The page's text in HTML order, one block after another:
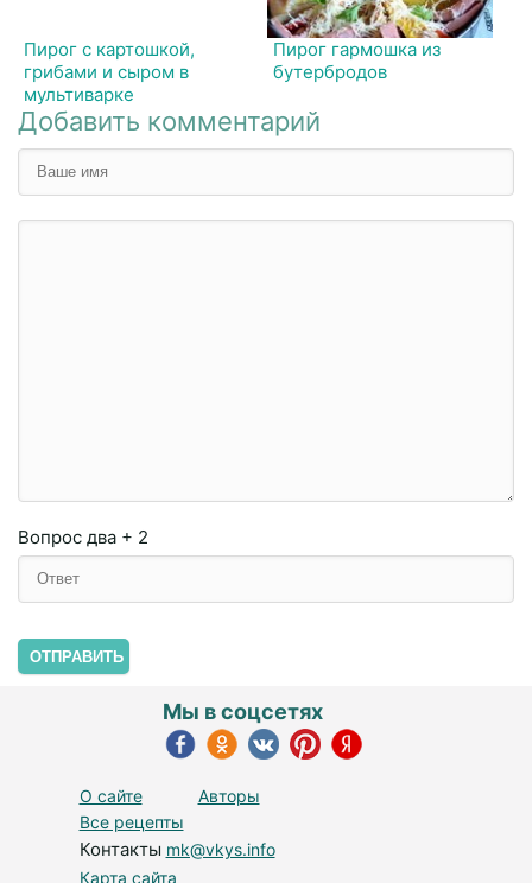
Пирог с картошкой,
грибами и сыром в
мультиварке
Пирог гармошка из
бутербродов
Добавить комментарий
Вопрос два + 2
ОТПРАВИТЬ
О сайте
Авторы
Все рецепты
Контакты mk@vkys.info
Карта сайта
Мы в соцсетях